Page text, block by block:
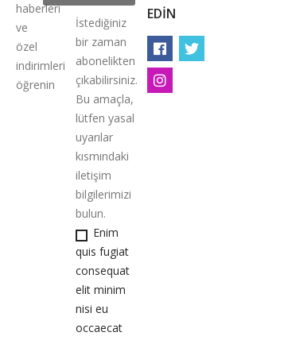
haberleri
ve
özel
indirimleri
öğrenin
İstediğiniz
bir zaman
abonelikten
çıkabilirsiniz.
Bu amaçla,
lütfen yasal
uyarılar
kısmındaki
iletişim
bilgilerimizi
bulun.
Enim
quis fugiat
consequat
elit minim
nisi eu
occaecat
EDIN